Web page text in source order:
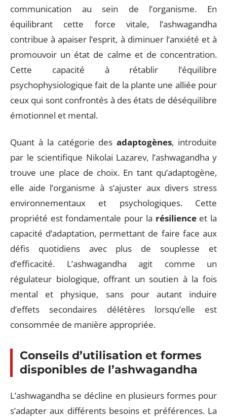
communication au sein de l’organisme. En
équilibrant cette force vitale, l’ashwagandha
contribue à apaiser l’esprit, à diminuer l’anxiété et à
promouvoir un état de calme et de concentration.
Cette capacité à rétablir l’équilibre
psychophysiologique fait de la plante une alliée pour
ceux qui sont confrontés à des états de déséquilibre
émotionnel et mental.
Quant à la catégorie desadaptogènes, introduite
par le scientifique Nikolai Lazarev, l’ashwagandha y
trouve une place de choix. En tant qu’adaptogène,
elle aide l’organisme à s’ajuster aux divers stress
environnementaux et psychologiques. Cette
propriété est fondamentale pour la résilienceet la
capacité d’adaptation, permettant de faire face aux
défis quotidiens avec plus de souplesse et
d’efficacité. L’ashwagandha agit comme un
régulateur biologique, offrant un soutien à la fois
mental et physique, sans pour autant induire
d’effets secondaires délétères lorsqu’elle est
consommée de manière appropriée.
Conseils d’utilisation et formes
disponibles de l’ashwagandha
L’ashwagandha se décline en plusieurs formes pour
s’adapter aux différents besoins et préférences. La